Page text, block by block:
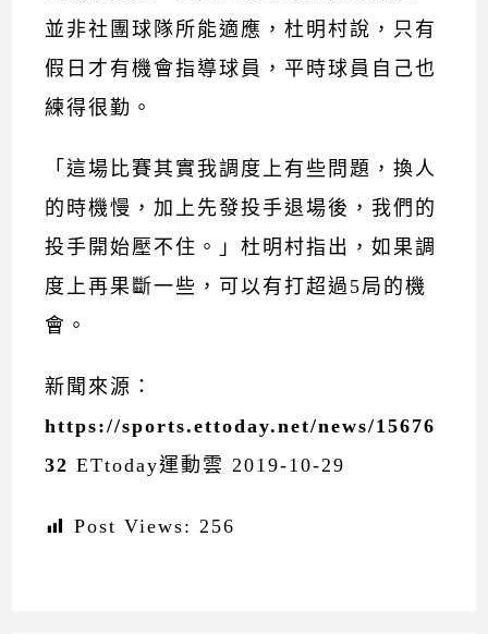
並非社團球隊所能適應，杜明村說，只有
假日才有機會指導球員，平時球員自己也
練得很勤。
「這場比賽其實我調度上有些問題，換人
的時機慢，加上先發投手退場後，我們的
投手開始壓不住。」杜明村指出，如果調
度上再果斷一些，可以有打超過5局的機
會。
新聞來源：
https://sports.ettoday.net/news/15676
32 ETtoday運動雲 2019-10-29
Post Views: 256